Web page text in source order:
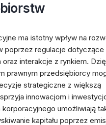
ma istotny wpływ na
poprzez regulacje dotyczące
interakcje z rynkiem.
prawnym przedsiębiorcy
strategiczne z większą
innowacjom i
korporacyjnego umożliwiają
kapitału poprzez